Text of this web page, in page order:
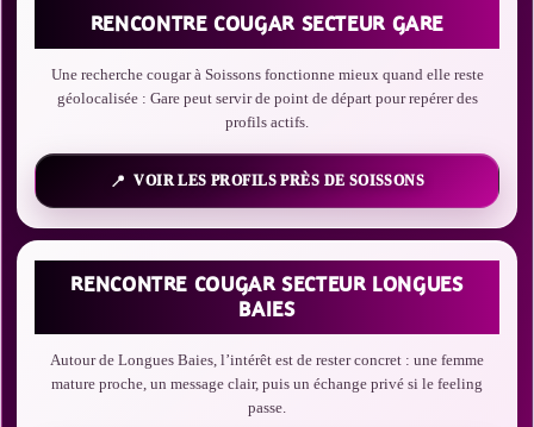
RENCONTRE COUGAR SECTEUR GARE
Une recherche cougar à Soissons fonctionne mieux quand elle reste
géolocalisée : Gare peut servir de point de départ pour repérer des
profils actifs.
VOIR LES PROFILS PRÈS DE SOISSONS
RENCONTRE COUGAR SECTEUR LONGUES
BAIES
Autour de Longues Baies, l’intérêt est de rester concret : une femme
mature proche, un message clair, puis un échange privé si le feeling
passe.